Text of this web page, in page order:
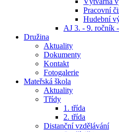
Pracovní
Hudební
AJ 3. - 9. ročník
Družina
Aktuality
Dokumenty
Kontakt
Fotogalerie
Mateřská škola
Aktuality
Třídy
1. třída
2. třída
Distanční vzdělávání